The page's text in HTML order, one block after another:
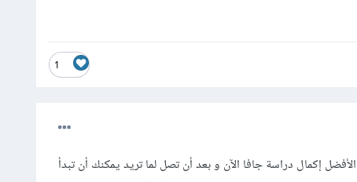
1
إكمال دراسة جافا الآن و بعد أن تصل لما تريد يمكنك أن تبدأ